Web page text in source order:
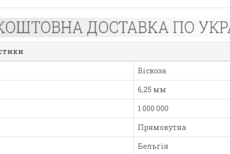
Віскоза
6,25 мм
1 000 000
Прямокутна
Бельгія